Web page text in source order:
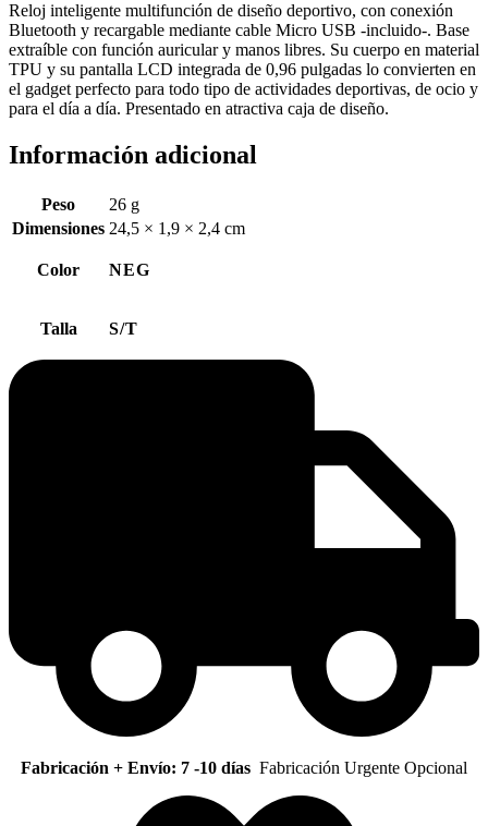
Reloj inteligente multifunción de diseño deportivo, con conexión
Bluetooth y recargable mediante cable Micro USB -incluido-. Base
extraíble con función auricular y manos libres. Su cuerpo en material
TPU y su pantalla LCD integrada de 0,96 pulgadas lo convierten en
el gadget perfecto para todo tipo de actividades deportivas, de ocio y
para el día a día. Presentado en atractiva caja de diseño.
Información adicional
Peso
26 g
Dimensiones 24,5 × 1,9 × 2,4 cm
Color NEG
Talla S/T
Fabricación + Envío: 7 -10 días Fabricación Urgente Opcional